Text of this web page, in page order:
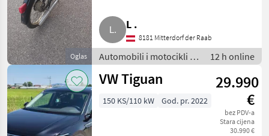
sve
(19)
MODEL
Cherokee
MARKETPLACE
Oglas
L .
8181 Mitterdorf der Raab
Automobili i motocikli /
Limuzine
12 h online
VW Tiguan
29.990
€
bez PDV-a
Stara cijena
30.990 €
150 KS/110 kW God. pr. 2022